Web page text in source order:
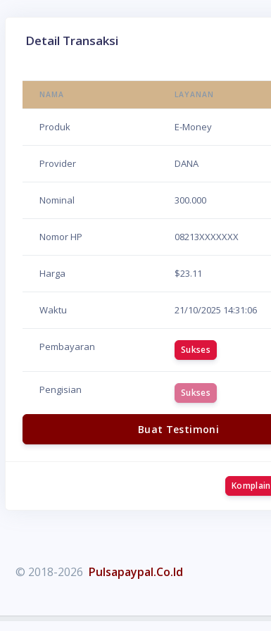
Detail Transaksi
NAMA LAYANAN
Produk E-Money
Provider DANA
Nominal 300.000
Nomor HP 08213XXXXXXX
Harga $23.11
Waktu 21/10/2025 14:31:06
Pembayaran Sukses
Pengisian Sukses
Buat Testimoni
Komplain
© 2018-2026 Pulsapaypal.Co.Id